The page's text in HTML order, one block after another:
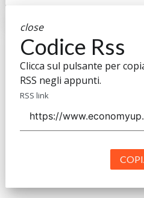
close
Codice Rss
Clicca sul pulsante per
RSS negli appunti.
RSS link